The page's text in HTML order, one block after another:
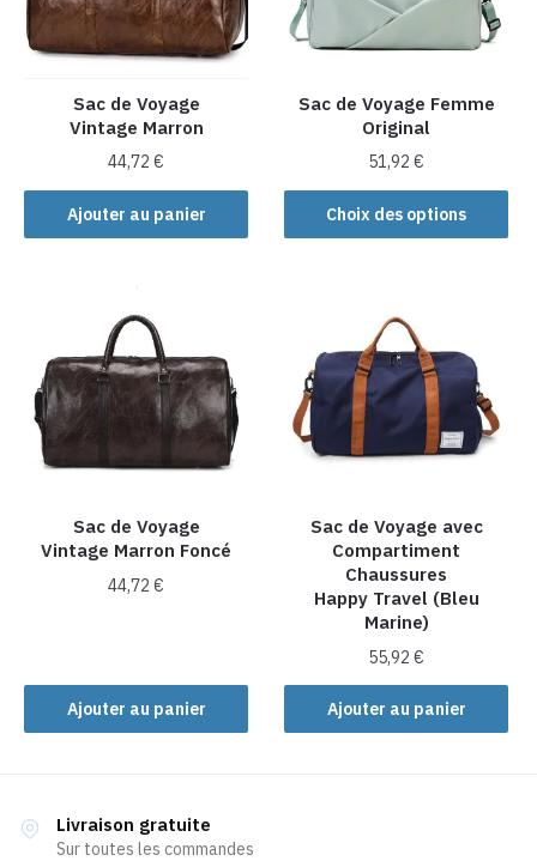
Sac de Voyage
Vintage Marron
44,72€
Ajouter au panier
Sac de Voyage Femme
Original
51,92€
Choix des options
Ce
produit
variations.
Les
options
peuvent
être
choisies
la
page
du
produit
Sac de Voyage
Vintage Marron Foncé
44,72€
Ajouter au panier
Sac de Voyage avec
Compartiment
Chaussures
Happy Travel (Bleu
Marine)
55,92€
Ajouter au panier
Livraison gratuite
Sur toutes les commandes